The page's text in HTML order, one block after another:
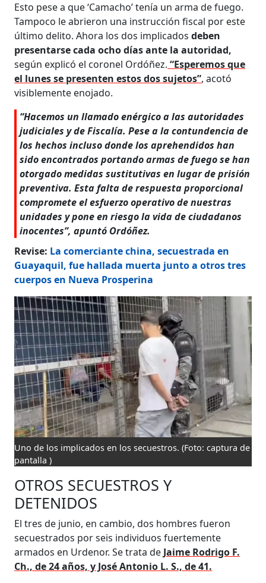
Esto pese a que ‘Camacho’ tenía un arma de fuego.
Tampoco le abrieron una instrucción fiscal por este
último delito. Ahora los dos implicados deben
presentarse cada ocho días ante la autoridad,
según explicó el coronel Ordóñez. “Esperemos que
el lunes se presenten estos dos sujetos”, acotó
visiblemente enojado.
“Hacemos un llamado enérgico a las autoridades
judiciales y de Fiscalía. Pese a la contundencia de
los hechos incluso donde los aprehendidos han
sido encontrados portando armas de fuego se han
otorgado medidas sustitutivas en lugar de prisión
preventiva. Esta falta de respuesta proporcional
compromete el esfuerzo operativo de nuestras
unidades y pone en riesgo la vida de ciudadanos
inocentes”, apuntó Ordóñez.
Revise: La comerciante china, secuestrada en
Guayaquil, fue hallada muerta junto a otros tres
cuerpos en Nueva Prosperina
Uno de los implicados en los secuestros. (Foto: captura de
pantalla )
OTROS SECUESTROS Y
DETENIDOS
El tres de junio, en cambio, dos hombres fueron
secuestrados por seis individuos fuertemente
armados en Urdenor. Se trata de Jaime Rodrigo F.
Ch., de 24 años, y José Antonio L. S., de 41.